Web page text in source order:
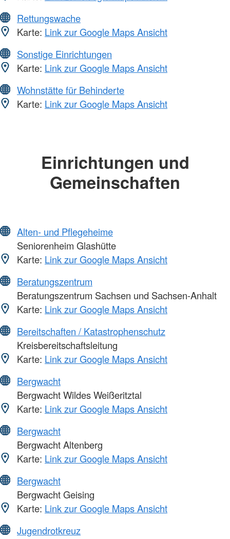
Rettungswache
Karte: Link zur Google Maps Ansicht
Sonstige Einrichtungen
Karte: Link zur Google Maps Ansicht
Wohnstätte für Behinderte
Karte: Link zur Google Maps Ansicht
Einrichtungen und
Gemeinschaften
Alten- und Pflegeheime
Seniorenheim Glashütte
Karte: Link zur Google Maps Ansicht
Beratungszentrum
Beratungszentrum Sachsen und Sachsen-Anhalt
Karte: Link zur Google Maps Ansicht
Bereitschaften / Katastrophenschutz
Kreisbereitschaftsleitung
Karte: Link zur Google Maps Ansicht
Bergwacht
Bergwacht Wildes Weißeritztal
Karte: Link zur Google Maps Ansicht
Bergwacht
Bergwacht Altenberg
Karte: Link zur Google Maps Ansicht
Bergwacht
Bergwacht Geising
Karte: Link zur Google Maps Ansicht
Jugendrotkreuz